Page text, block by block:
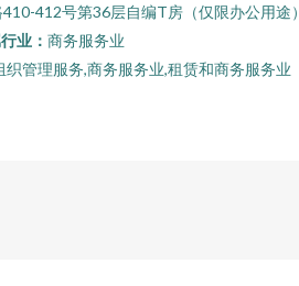
412号第36层自编T房（仅限办公用途）
业： 商务服务业
织管理服务,商务服务业,租赁和商务服务业